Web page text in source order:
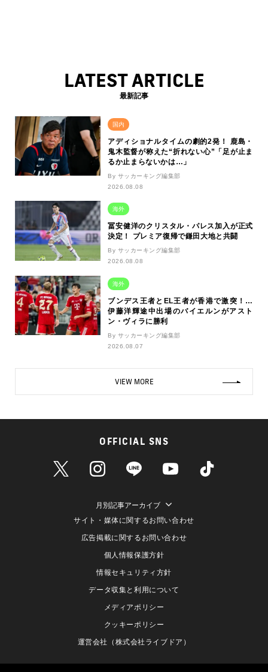
LATEST ARTICLE
最新記事
国内
アディショナルタイムの劇的2発！ 鹿島・
鬼木監督が称えた“折れない心”「足が止ま
るか止まらないかは…」
By サッカーキング編集部
2026.08.08
海外
冨安健洋のクリスタル・パレス加入が正式
決定！ プレミア復帰で鎌田大地と共闘
By サッカーキング編集部
2026.08.08
海外
ブンデス王者とEL王者が香港で激突！…
伊藤洋輝途中出場のバイエルンがアスト
ン・ヴィラに勝利
By サッカーキング編集部
2026.08.07
VIEW MORE
OFFICIAL SNS
月別記事アーカイブ
サイト・媒体に関するお問い合わせ
広告掲載に関するお問い合わせ
個人情報保護方針
情報セキュリティ方針
データ収集と利用について
メディアポリシー
クッキーポリシー
運営会社（株式会社ライブドア）